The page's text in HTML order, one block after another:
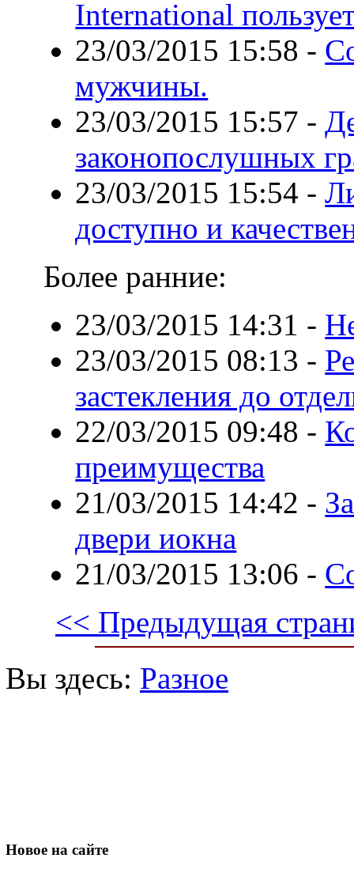
International
23/03/2015 15:58 -
мужчины.
23/03/2015 15:57 -
законопослушных
23/03/2015 15:54 -
доступно и
Более ранние:
23/03/2015 14:31 -
23/03/2015 08:13 -
застекления до
22/03/2015 09:48 -
преимущества
21/03/2015 14:42 -
двери иокна
21/03/2015 13:06 -
<< Предыдущая
Вы здесь: Разное
Новое на сайте